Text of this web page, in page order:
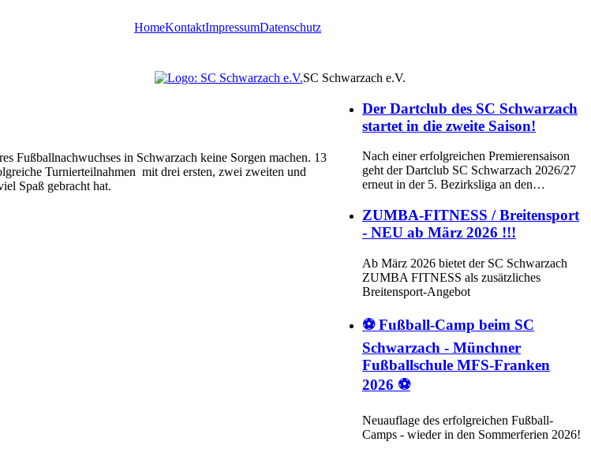
HomeKontaktImpressumDatenschutz
SC Schwarzach e.V.
Fußballnachwuchses in Schwarzach keine Sorgen machen. 13
Turnierteilnahmen mit drei ersten, zwei zweiten und
Spaß gebracht hat.
Der Dartclub des SC Schwarzach
startet in die zweite Saison!
Nach einer erfolgreichen Premierensaison
geht der Dartclub SC Schwarzach 2026/27
erneut in der 5. Bezirksliga an den…
ZUMBA-FITNESS / Breitensport
- NEU ab März 2026 !!!
Ab März 2026 bietet der SC Schwarzach
ZUMBA FITNESS als zusätzliches
Breitensport-Angebot
⚽ Fußball-Camp beim SC
Schwarzach - Münchner
Fußballschule MFS-Franken
2026 ⚽
Neuauflage des erfolgreichen Fußball-
Camps - wieder in den Sommerferien 2026!